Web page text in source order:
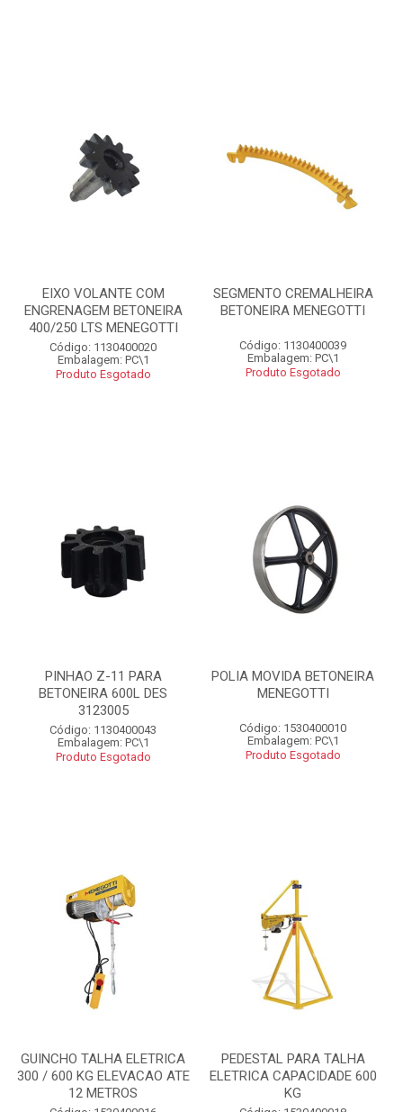
EIXO VOLANTE COM
ENGRENAGEM BETONEIRA
400/250 LTS MENEGOTTI
Código: 1130400020
Embalagem: PC\1
Produto Esgotado
SEGMENTO CREMALHEIRA
BETONEIRA MENEGOTTI
Código: 1130400039
Embalagem: PC\1
Produto Esgotado
PINHAO Z-11 PARA
BETONEIRA 600L DES
3123005
Código: 1130400043
Embalagem: PC\1
Produto Esgotado
POLIA MOVIDA BETONEIRA
MENEGOTTI
Código: 1530400010
Embalagem: PC\1
Produto Esgotado
GUINCHO TALHA ELETRICA
300 / 600 KG ELEVACAO ATE
12 METROS
PEDESTAL PARA TALHA
ELETRICA CAPACIDADE 600
KG